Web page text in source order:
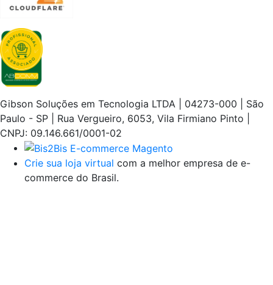
Gibson Soluções em Tecnologia LTDA | 04273-000 | São
Paulo - SP | Rua Vergueiro, 6053, Vila Firmiano Pinto |
CNPJ: 09.146.661/0001-02
Crie sua loja virtual com a melhor empresa de e-
commerce do Brasil.